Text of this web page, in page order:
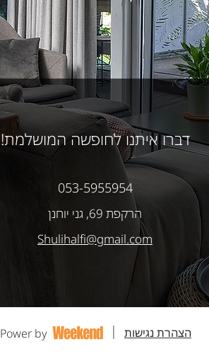
דברו איתנו לחופשה המושלמת!
053-5955954
הרקפת 69, גני יוחנן
Shulihalfi@gmail.com
Power by הצהרת נגישות